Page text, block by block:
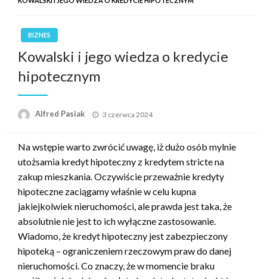
BIZNES
Kowalski i jego wiedza o kredycie
hipotecznym
Alfred Pasiak
Opublikowane
3 czerwca 2024
Na wstępie warto zwrócić uwagę, iż dużo osób mylnie
utożsamia kredyt hipoteczny z kredytem stricte na
zakup mieszkania. Oczywiście przeważnie kredyty
hipoteczne zaciągamy właśnie w celu kupna
jakiejkolwiek nieruchomości, ale prawda jest taka, że
absolutnie nie jest to ich wyłączne zastosowanie.
Wiadomo, że kredyt hipoteczny jest zabezpieczony
hipoteką – ograniczeniem rzeczowym praw do danej
nieruchomości. Co znaczy, że w momencie braku